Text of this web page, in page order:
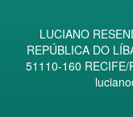
LUCIANO
REPÚBLICA DO
51110-160